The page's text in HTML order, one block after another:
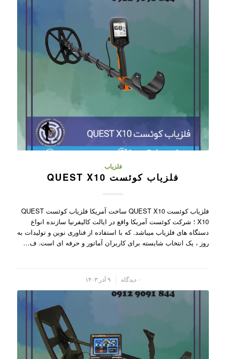
فلزیاب
فلزیاب کوئست QUEST X10
فلزیاب کوئست QUEST X10 ساخت آمریکا فلزیاب کوئست QUEST
X10 ؛ شرکت کوئست آمریکا واقع در ایالت کالیفرنیا سازنده انواع
دستگاه های فلزیاب میباشد. که با استفاده از فناوری نوین و تولیدات به
روز ، یک انتخاب شایسته برای کاربران آماتور و حرفه ای است. ف…
۰ دیدگاه ۹ آذر ۱۴۰۳